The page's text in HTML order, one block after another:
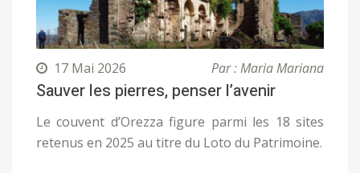
17 Mai 2026 Par : Maria Mariana
Sauver les pierres, penser l’avenir
Le couvent d’Orezza figure parmi les 18 sites
retenus en 2025 au titre du Loto du Patrimoine.